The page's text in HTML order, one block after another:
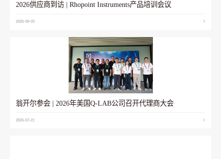
2026供应商到访 | Rhopoint Instruments产品培训会议
2026-08-03
翁开尔参会 | 2026年美国Q-LAB公司召开代理商大会
2026-07-21